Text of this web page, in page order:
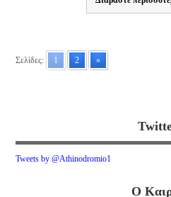
Σελίδες: 1 2 »
Tweets by @Athinodromio1
Ο